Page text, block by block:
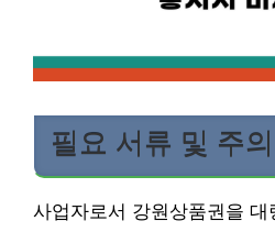
필요 서류 및 주
사업자로서 강원상품권을 대